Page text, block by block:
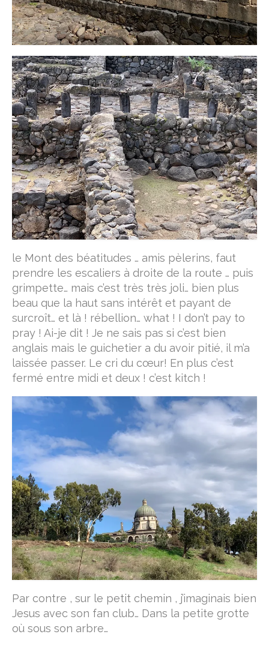
le Mont des béatitudes … amis pèlerins, faut
prendre les escaliers à droite de la route … puis
grimpette… mais c’est très très joli… bien plus
beau que la haut sans intérêt et payant de
surcroît… et là ! rébellion… what ! I don’t pay to
pray ! Ai-je dit ! Je ne sais pas si c’est bien
anglais mais le guichetier a du avoir pitié, il m’a
laissée passer. Le cri du cœur! En plus c’est
fermé entre midi et deux ! c’est kitch !
Par contre , sur le petit chemin , j’imaginais bien
Jesus avec son fan club… Dans la petite grotte
où sous son arbre…